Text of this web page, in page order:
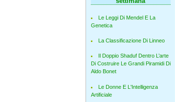
Le Leggi Di Mendel E La
Genetica
La Classificazione Di Linneo
Il Doppio Shaduf Dentro L’arte
Di Costruire Le Grandi Piramidi Di
Aldo Bonet
Le Donne E L'Intelligenza
Artificiale